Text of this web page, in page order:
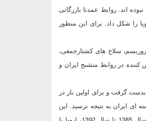
جامع نبوده اند. روابط عمدتا بازرگانی
را شکل داد. برای این منظور
برسر چهار موضوع تروریسم، سلاح های کشتارجمعی،
در روابط متشنج ایران و
ای با ایران را بدست گرفت و برای اولین بار در
ای ایران به نتیجه نرسید. این